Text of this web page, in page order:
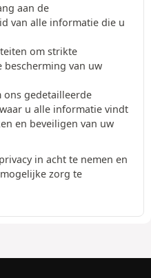
aan de
van alle informatie die u
om strikte
bescherming van uw
gedetailleerde
u alle informatie vindt
en beveiligen van uw
in acht te nemen en
zorg te